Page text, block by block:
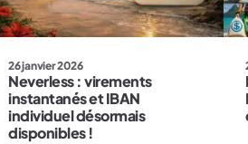
26 janvier 2026
Neverless : virements
instantanés et IBAN
individuel désormais
disponibles !